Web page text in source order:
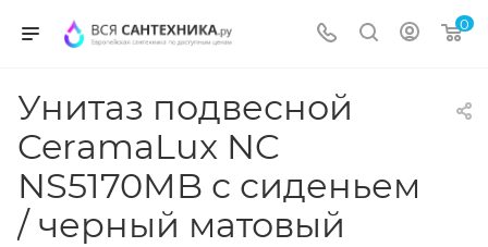
0
Унитаз подвесной
CeramaLux NC
NS5170MB с сиденьем
/ черный матовый